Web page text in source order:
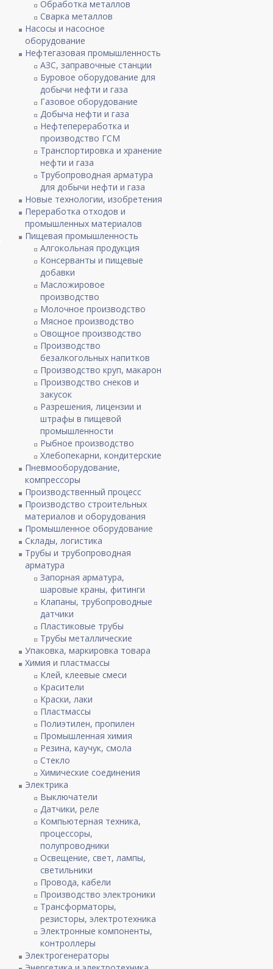
Обработка металлов
Сварка металлов
Насосы и насосное
оборудование
Нефтегазовая промышленность
АЗС, заправочные станции
Буровое оборудование для
добычи нефти и газа
Газовое оборудование
Добыча нефти и газа
Нефтепереработка и
производство ГСМ
Транспортировка и хранение
нефти и газа
Трубопроводная арматура
для добычи нефти и газа
Новые технологии, изобретения
Переработка отходов и
промышленных материалов
Пищевая промышленность
Алгокольная продукция
Консерванты и пищевые
добавки
Масложировое
производство
Молочное производство
Мясное производство
Овощное производство
Производство
безалкогольных напитков
Производство круп, макарон
Производство снеков и
закусок
Разрешения, лицензии и
штрафы в пищевой
промышленности
Рыбное производство
Хлебопекарни, кондитерские
Пневмооборудование,
компрессоры
Производственный процесс
Производство строительных
материалов и оборудования
Промышленное оборудование
Склады, логистика
Трубы и трубопроводная
арматура
Запорная арматура,
шаровые краны, фитинги
Клапаны, трубопроводные
датчики
Пластиковые трубы
Трубы металлические
Упаковка, маркировка товара
Химия и пластмассы
Клей, клеевые смеси
Красители
Краски, лаки
Пластмассы
Полиэтилен, пропилен
Промышленная химия
Резина, каучук, смола
Стекло
Химические соединения
Электрика
Выключатели
Датчики, реле
Компьютерная техника,
процессоры,
полупроводники
Освещение, свет, лампы,
светильники
Провода, кабели
Производство электроники
Трансформаторы,
резисторы, электротехника
Электронные компоненты,
контроллеры
Электрогенераторы